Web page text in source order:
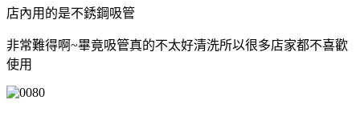
店內用的是不銹鋼吸管
非常難得啊~畢竟吸管真的不太好清洗所以很多店家都不喜歡
使用